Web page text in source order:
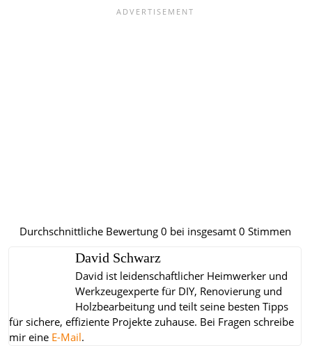
Durchschnittliche Bewertung0 bei insgesamt0 Stimmen
David Schwarz
David ist leidenschaftlicher Heimwerker und
Werkzeugexperte für DIY, Renovierung und
Holzbearbeitung und teilt seine besten Tipps
für sichere, effiziente Projekte zuhause. Bei Fragen schreibe
mir eine E-Mail.